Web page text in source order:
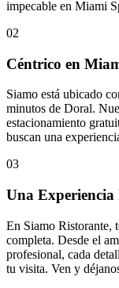
impecable en Miami
02
Céntrico en
Siamo está ubicado
minutos de Doral.
estacionamiento
buscan una
03
Una
En Siamo Ristorante,
completa. Desde el
profesional, cada
tu visita. Ven y